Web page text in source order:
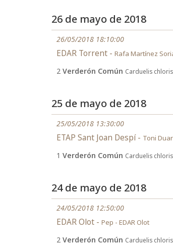
26 de mayo de 2018
26/05/2018 18:10:00
EDAR Torrent - Rafa Martínez
2 Verderón Común Carduelis chloris
25 de mayo de 2018
25/05/2018 13:30:00
ETAP Sant Joan Despí - Toni
1 Verderón Común Carduelis chloris
24 de mayo de 2018
24/05/2018 12:50:00
EDAR Olot - Pep - EDAR Olot
2 Verderón Común Carduelis chloris